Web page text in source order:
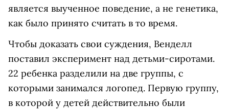
является выученное поведение, а не генетика,
как было принято считать в то время.
Чтобы доказать свои суждения, Венделл
поставил эксперимент над детьми-сиротами.
22 ребенка разделили на две группы, с
которыми занимался логопед. Первую группу,
в которой у детей действительно были